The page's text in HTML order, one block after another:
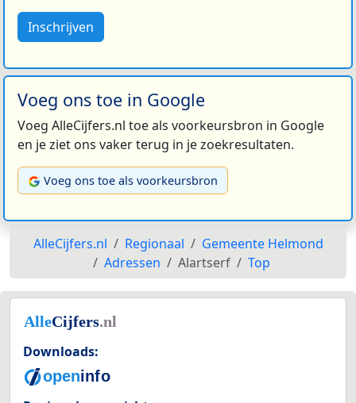
Inschrijven
Voeg ons toe in Google
Voeg AlleCijfers.nl toe als voorkeursbron in Google
en je ziet ons vaker terug in je zoekresultaten.
Voeg ons toe als voorkeursbron
AlleCijfers.nl Regionaal
Gemeente Helmond
Adressen
Alartserf Top
Downloads: